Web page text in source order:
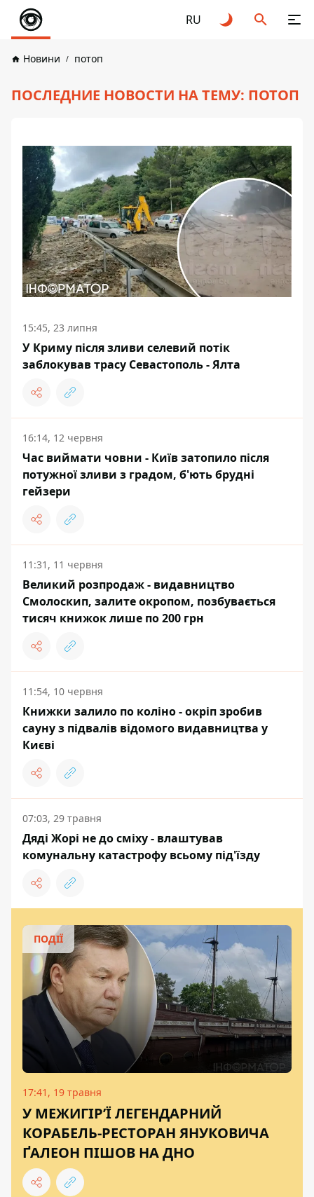
RU
Новини потоп
ПОСЛЕДНИЕ НОВОСТИ НА ТЕМУ: ПОТОП
15:45, 23 липня
У Криму після зливи селевий потік
заблокував трасу Севастополь - Ялта
16:14, 12 червня
Час виймати човни - Київ затопило після
потужної зливи з градом, б'ють брудні
гейзери
11:31, 11 червня
Великий розпродаж - видавництво
Смолоскип, залите окропом, позбувається
тисяч книжок лише по 200 грн
11:54, 10 червня
Книжки залило по коліно - окріп зробив
сауну з підвалів відомого видавництва у
Києві
07:03, 29 травня
Дяді Жорі не до сміху - влаштував
комунальну катастрофу всьому під'їзду
ПОДІЇ
17:41, 19 травня
У МЕЖИГІР’Ї ЛЕГЕНДАРНИЙ
КОРАБЕЛЬ-РЕСТОРАН ЯНУКОВИЧА
ҐАЛЕОН ПІШОВ НА ДНО